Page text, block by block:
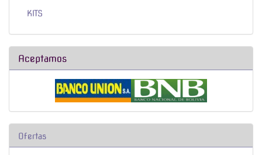
KITS
Aceptamos
Ofertas